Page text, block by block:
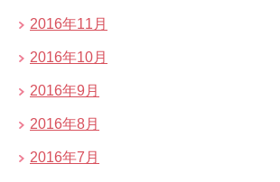
2016年11月
2016年10月
2016年9月
2016年8月
2016年7月